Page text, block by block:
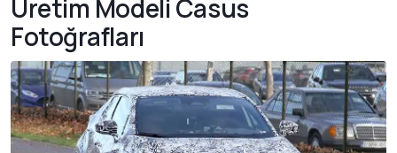
Üretim Modeli Casus
Fotoğrafları